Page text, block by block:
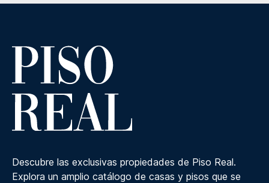
Descubre las exclusivas propiedades de Piso Real.
Explora un amplio catálogo de casas y pisos que se